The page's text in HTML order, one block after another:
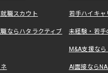
職スカウト 若手ハイキ
ならハタラクティブ 未経験・若手
M&A支援な
AI面接なら